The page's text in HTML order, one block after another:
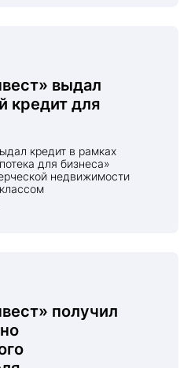
выдал
кредит для
для бизнеса»
недвижимости
получил